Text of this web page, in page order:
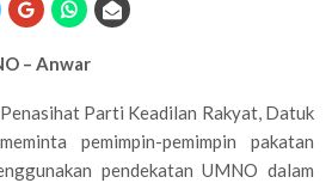
– Anwar
Parti Keadilan Rakyat, Datuk
pemimpin-pemimpin pakatan
pendekatan UMNO dalam